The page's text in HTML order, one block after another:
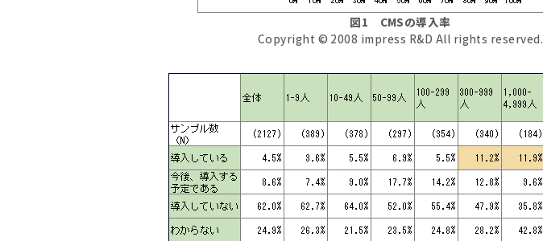
図1 CMSの導入率
Copyright © 2008 impress R&D All rights reserved.